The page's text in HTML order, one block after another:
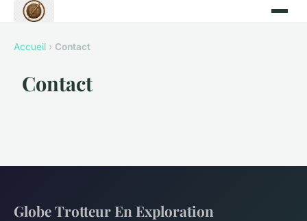
Accueil › Contact
Contact
Globe Trotteur En Exploration